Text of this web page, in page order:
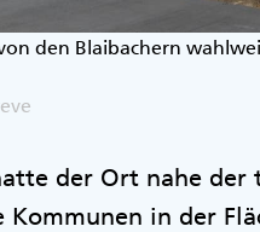
den Blaibachern
der Ort nahe der
in der